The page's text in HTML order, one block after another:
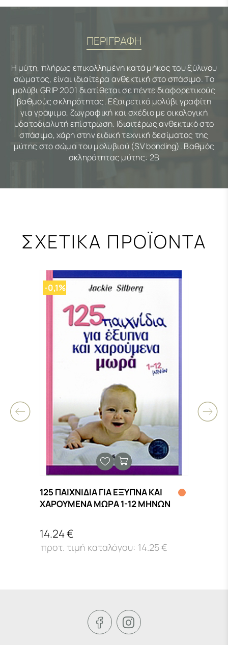
ΠΕΡΙΓΡΑΦΗ
Η μύτη, πλήρως επικολλημένη κατά μήκος του ξύλινου
σώματος, είναι ιδιαίτερα ανθεκτική στο σπάσιμο. Το
μολύβι GRIP 2001 διατίθεται σε πέντε διαφορετικούς
βαθμούς σκληρότητας. Εξαιρετικό μολύβι γραφίτη
για γράψιμο, ζωγραφική και σχέδιο με οικολογική
υδατοδιαλυτή επίστρωση. Ιδιαιτέρως ανθεκτικό στο
σπάσιμο, χάρη στην ειδική τεχνική δεσίματος της
μύτης στο σώμα του μολυβιού (SV bonding). Βαθμός
σκληρότητας μύτης: 2Β
ΣΧΕΤΙΚΑ ΠΡΟΪΟΝΤΑ
-0,1%
125 ΠΑΙΧΝΙΔΙΑ ΓΙΑ ΕΞΥΠΝΑ ΚΑΙ
ΧΑΡΟΥΜΕΝΑ ΜΩΡΑ 1-12 ΜΗΝΩΝ
14.24 €
14.25 €
 